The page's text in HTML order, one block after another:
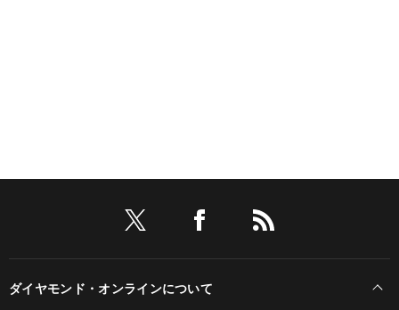
ダイヤモンド・オンラインについて